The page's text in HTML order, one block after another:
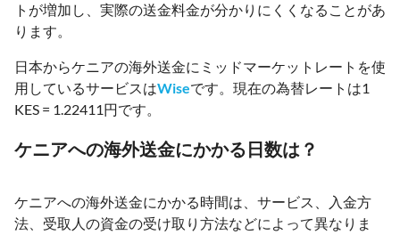
トが増加し、実際の送金料金が分かりにくくなることがあ
ります。
日本からケニアの海外送金にミッドマーケットレートを使
用しているサービスはWiseです。現在の為替レートは1
KES = 1.22411円です。
ケニアへの海外送金にかかる日数は？
ケニアへの海外送金にかかる時間は、サービス、入金方
法、受取人の資金の受け取り方法などによって異なりま